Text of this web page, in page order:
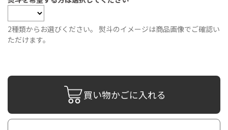
2種類からお選びください。 熨斗のイメージは商品画像でご確認い
ただけます。
買い物かごに入れる